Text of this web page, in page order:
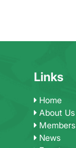
Links
Home
About Us
Members
News